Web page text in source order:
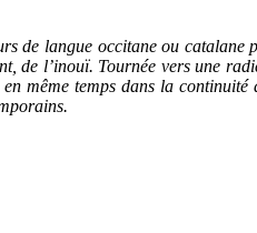
de langue occitane ou catalane
de l’inouï. Tournée vers une
même temps dans la